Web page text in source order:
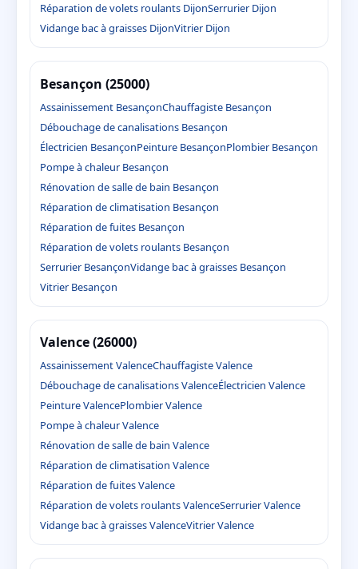
Réparation de volets roulants DijonSerrurier Dijon
Vidange bac à graisses DijonVitrier Dijon
Besançon (25000)
Assainissement BesançonChauffagiste Besançon
Débouchage de canalisations Besançon
Électricien BesançonPeinture BesançonPlombier Besançon
Pompe à chaleur Besançon
Rénovation de salle de bain Besançon
Réparation de climatisation Besançon
Réparation de fuites Besançon
Réparation de volets roulants Besançon
Serrurier BesançonVidange bac à graisses Besançon
Vitrier Besançon
Valence (26000)
Assainissement ValenceChauffagiste Valence
Débouchage de canalisations ValenceÉlectricien Valence
Peinture ValencePlombier Valence
Pompe à chaleur Valence
Rénovation de salle de bain Valence
Réparation de climatisation Valence
Réparation de fuites Valence
Réparation de volets roulants ValenceSerrurier Valence
Vidange bac à graisses ValenceVitrier Valence